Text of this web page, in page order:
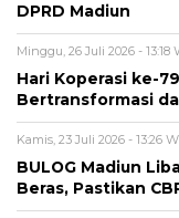
DPRD Madiun
Minggu, 26 Juli 2026 - 13:18
Hari Koperasi ke-
Bertransformasi
Kamis, 23 Juli 2026 - 13:26
BULOG Madiun
Beras, Pastikan